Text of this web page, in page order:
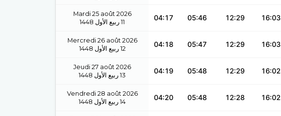
Mardi 25 août 2026
1448 ربيع الأول 11
04:17 05:46 12:29 16:03
Mercredi 26 août 2026
1448 ربيع الأول 12
04:18 05:47 12:29 16:03
Jeudi 27 août 2026
1448 ربيع الأول 13
04:19 05:48 12:29 16:02
Vendredi 28 août 2026
1448 ربيع الأول 14
04:20 05:48 12:28 16:02